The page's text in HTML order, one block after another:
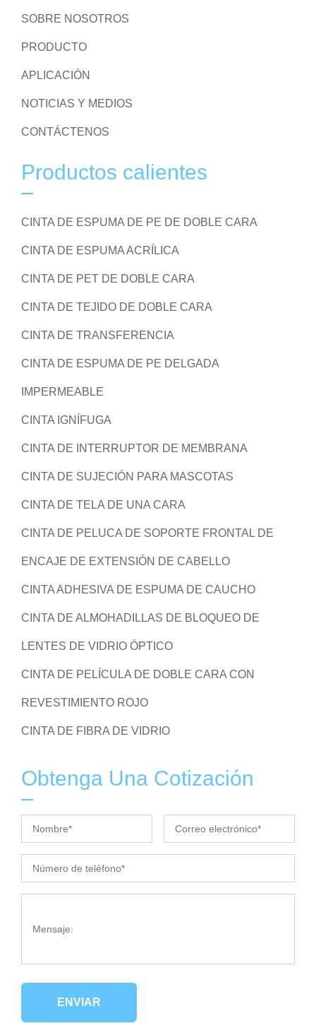
SOBRE NOSOTROS
PRODUCTO
APLICACIÓN
NOTICIAS Y MEDIOS
CONTÁCTENOS
Productos calientes
CINTA DE ESPUMA DE PE DE DOBLE CARA
CINTA DE ESPUMA ACRÍLICA
CINTA DE PET DE DOBLE CARA
CINTA DE TEJIDO DE DOBLE CARA
CINTA DE TRANSFERENCIA
CINTA DE ESPUMA DE PE DELGADA
IMPERMEABLE
CINTA IGNÍFUGA
CINTA DE INTERRUPTOR DE MEMBRANA
CINTA DE SUJECIÓN PARA MASCOTAS
CINTA DE TELA DE UNA CARA
CINTA DE PELUCA DE SOPORTE FRONTAL DE
ENCAJE DE EXTENSIÓN DE CABELLO
CINTA ADHESIVA DE ESPUMA DE CAUCHO
CINTA DE ALMOHADILLAS DE BLOQUEO DE
LENTES DE VIDRIO ÓPTICO
CINTA DE PELÍCULA DE DOBLE CARA CON
REVESTIMIENTO ROJO
CINTA DE FIBRA DE VIDRIO
Obtenga Una Cotización
ENVIAR